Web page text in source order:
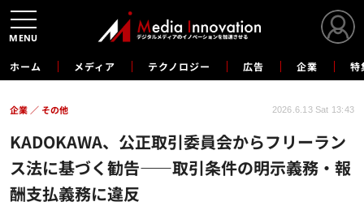
ホーム メディア テクノロジー 広告 企業 特
KADOKAWA、公正取引委員会からフリーラン
ス法に基づく勧告——取引条件の明示義務・報
酬支払義務に違反
企業 その他 2026.6.13 Sat 13:43
MENU